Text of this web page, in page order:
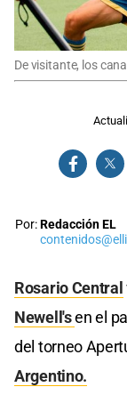
De visitante, los
Por:Redacción EL
Rosario Central
Newell'sen el
del torneo
Argentino.